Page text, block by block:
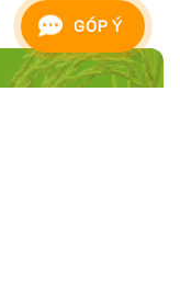
GÓP Ý